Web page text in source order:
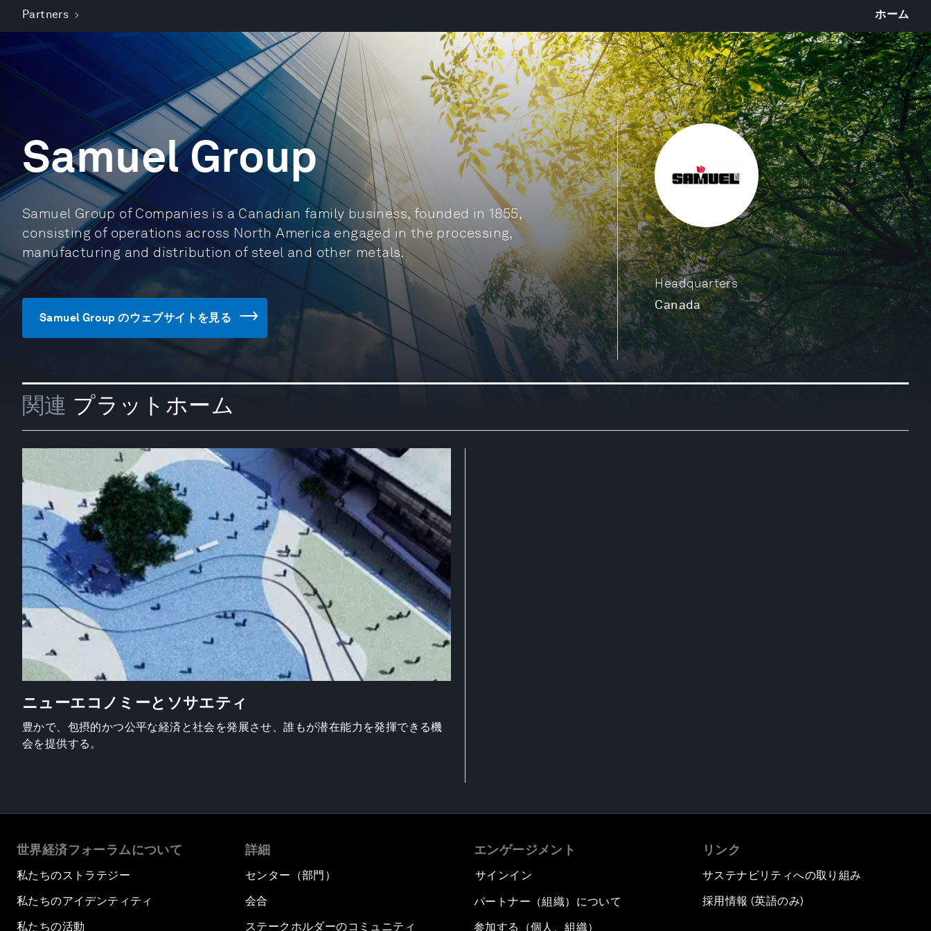
Partners ホーム
Headquarters
Canada
Samuel Group
Samuel Group of Companies is a Canadian family business, founded in 1855,
consisting of operations across North America engaged in the processing,
manufacturing and distribution of steel and other metals.
Samuel Group のウェブサイトを見る
関連 プラットホーム
ニューエコノミーとソサエティ
豊かで、包摂的かつ公平な経済と社会を発展させ、誰もが潜在能力を発揮できる機
会を提供する。
世界経済フォーラムについて
私たちのストラテジー
私たちのアイデンティティ
私たちの活動
詳細
センター（部門）
会合
ステークホルダーのコミュニティ
エンゲージメント
サインイン
パートナー（組織）について
参加する（個人、組織）
リンク
サステナビリティへの取り組み
採用情報 (英語のみ)